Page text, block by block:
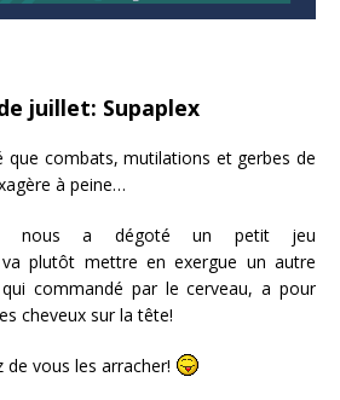
juillet: Supaplex
que combats, mutilations et gerbes de
à peine…
nous a dégoté un petit jeu
va plutôt mettre en exergue un autre
commandé par le cerveau, a pour
cheveux sur la tête!
de vous les arracher!